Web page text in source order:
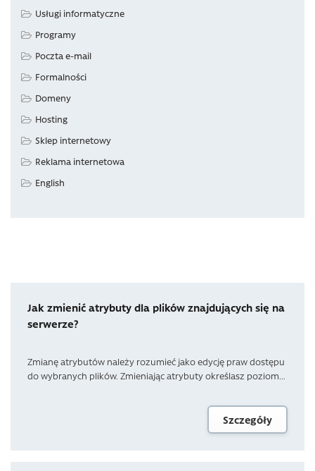
Usługi informatyczne
Programy
Poczta e-mail
Formalności
Domeny
Hosting
Sklep internetowy
Reklama internetowa
English
Jak zmienić atrybuty dla plików znajdujących się na
serwerze?
Zmianę atrybutów należy rozumieć jako edycję praw dostępu
do wybranych plików. Zmieniając atrybuty określasz poziom...
Szczegóły